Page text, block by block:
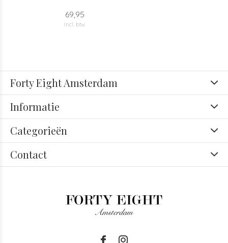
69,95
Incl. btw
Forty Eight Amsterdam
Informatie
Categorieën
Contact